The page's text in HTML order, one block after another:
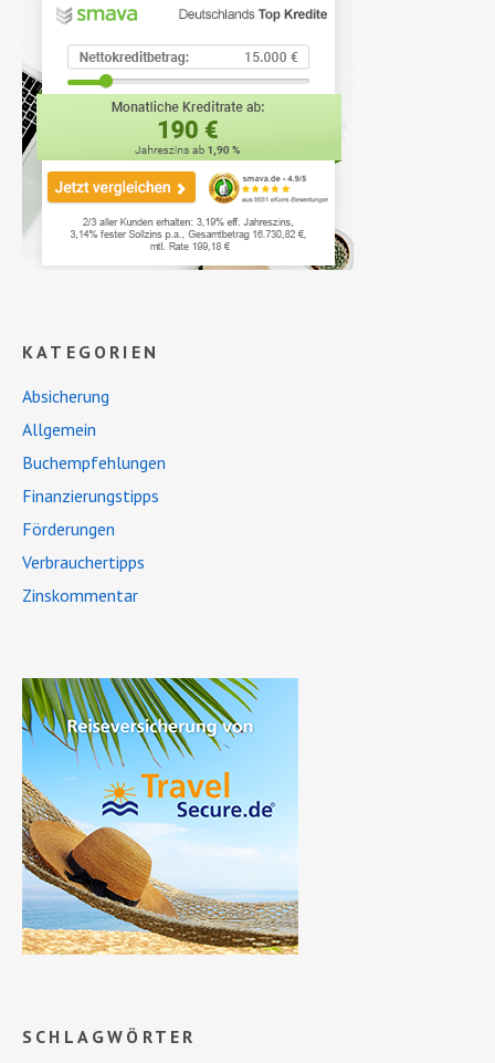
KATEGORIEN
Absicherung
Allgemein
Buchempfehlungen
Finanzierungstipps
Förderungen
Verbrauchertipps
Zinskommentar
SCHLAGWÖRTER